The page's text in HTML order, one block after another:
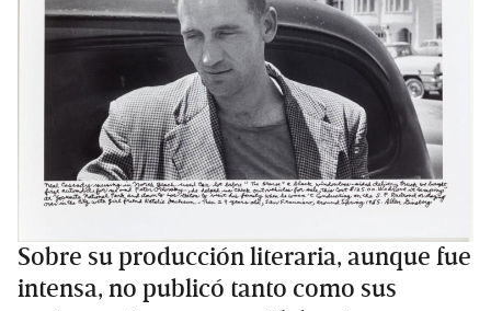
Sobre su producción literaria, aunque fue
intensa, no publicó tanto como sus